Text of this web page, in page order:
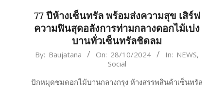
77 ปีห้างเซ็นทรัล พร้อมส่งความสุข เสิร์ฟ
ความฟินสุดอลังการท่ามกลางดอกไม้เบ่ง
บานทั่วเซ็นทรัลชิดลม
2024-
28
By: Baujatana On: 28/10/2024 In: NEWS,
Social
ปักหมุดชมดอกไม้บานกลางกรุง ห้างสรรพสินค้าเซ็นทรัล